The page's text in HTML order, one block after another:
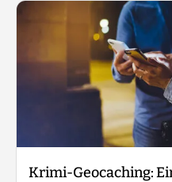
Krimi-Geocaching: